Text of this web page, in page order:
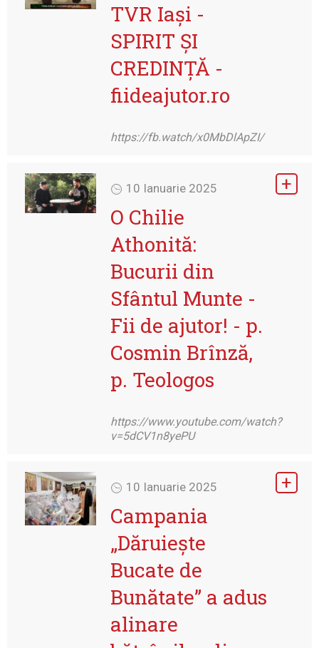
TVR Iași -
SPIRIT ŞI
CREDINŢĂ -
fiideajutor.ro
https://fb.watch/x0MbDlApZI/
10 Ianuarie 2025
O Chilie
Athonită:
Bucurii din
Sfântul Munte -
Fii de ajutor! - p.
Cosmin Brînză,
p. Teologos
https://www.youtube.com/watch?
v=5dCV1n8yePU
10 Ianuarie 2025
Campania
„Dăruiește
Bucate de
Bunătate” a adus
alinare